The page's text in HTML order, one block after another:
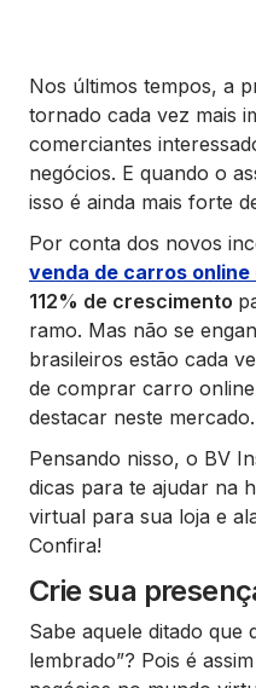
Nos últimos tempos, a
tornado cada vez mais
comerciantes
negócios. E quando o
isso é ainda mais forte
Por conta dos novos
venda de carros online
112% de crescimento
ramo. Mas não se
brasileiros estão cada
de comprar carro
destacar neste mercado.
Pensando nisso, o BV
dicas para te ajudar na
virtual para sua loja e
Confira!
Crie sua
Sabe aquele ditado que
lembrado”? Pois é